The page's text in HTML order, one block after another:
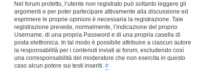
Nel forum protetto, l’utente non registrato può soltanto leggere gli
argomenti e per poter partecipare attivamente alla discussione ed
esprimere le proprie opinioni è necessaria la registrazione. Tale
registrazione prevede, normalmente, l’indicazione del proprio
Username, di una propria Password e di una propria casella di
posta elettronica. In tal modo è possibile attribuire a ciascun autore
la responsabilità per i contenuti inviati ai forum, escludendo così
una corresponsabilità del moderatore che non esercita in questo
caso alcun potere sui testi inseriti. #